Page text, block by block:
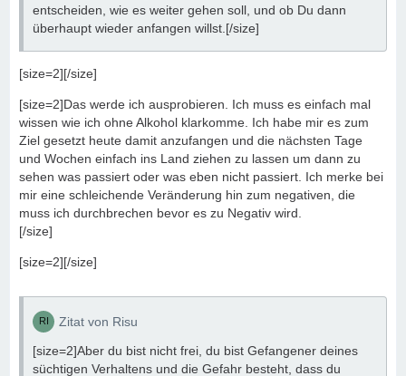
entscheiden, wie es weiter gehen soll, und ob Du dann
überhaupt wieder anfangen willst.[/size]
[size=2][/size]
[size=2]Das werde ich ausprobieren. Ich muss es einfach mal
wissen wie ich ohne Alkohol klarkomme. Ich habe mir es zum
Ziel gesetzt heute damit anzufangen und die nächsten Tage
und Wochen einfach ins Land ziehen zu lassen um dann zu
sehen was passiert oder was eben nicht passiert. Ich merke bei
mir eine schleichende Veränderung hin zum negativen, die
muss ich durchbrechen bevor es zu Negativ wird.
[/size]
[size=2][/size]
Zitat von Risu
[size=2]Aber du bist nicht frei, du bist Gefangener deines
süchtigen Verhaltens und die Gefahr besteht, dass du